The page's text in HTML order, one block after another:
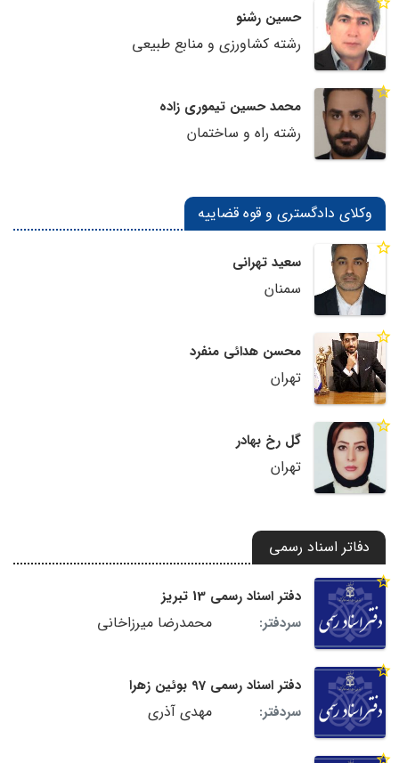
حسین رشنو
رشته کشاورزی و منابع طبیعی
محمد حسین تیموری زاده
رشته راه و ساختمان
وکلای دادگستری و قوه قضاییه
سعید تهرانی
سمنان
محسن هدائی منفرد
تهران
گل رخ بهادر
تهران
دفاتر اسناد رسمی
دفتر اسناد رسمی 13 تبریز
سردفتر:
محمدرضا میرزاخانی
دفتر اسناد رسمی 97 بوئین زهرا
سردفتر:
مهدی آذری